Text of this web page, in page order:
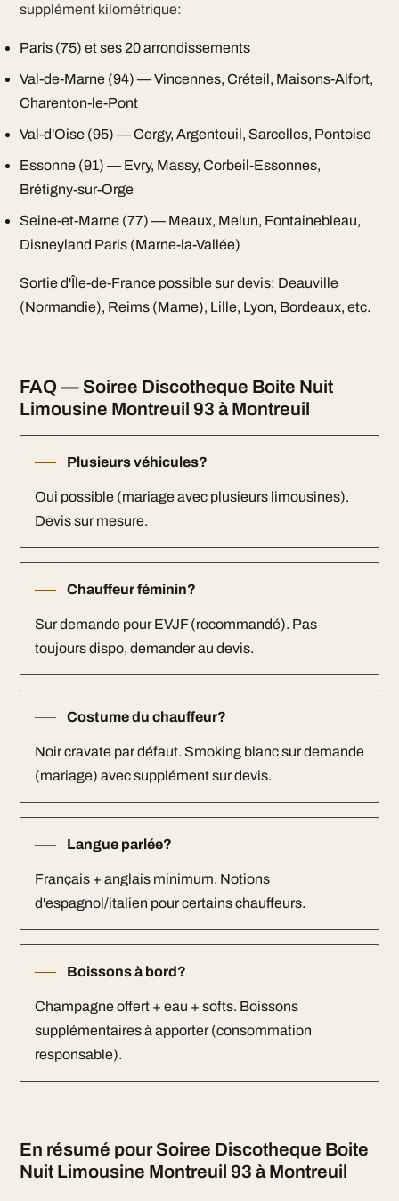
supplément kilométrique:
Paris (75) et ses 20 arrondissements
Val-de-Marne (94) — Vincennes, Créteil, Maisons-Alfort,
Charenton-le-Pont
Val-d'Oise (95) — Cergy, Argenteuil, Sarcelles, Pontoise
Essonne (91) — Evry, Massy, Corbeil-Essonnes,
Brétigny-sur-Orge
Seine-et-Marne (77) — Meaux, Melun, Fontainebleau,
Disneyland Paris (Marne-la-Vallée)
Sortie d'Île-de-France possible sur devis: Deauville
(Normandie), Reims (Marne), Lille, Lyon, Bordeaux, etc.
FAQ — Soiree Discotheque Boite Nuit
Limousine Montreuil 93 à Montreuil
Plusieurs véhicules?
Oui possible (mariage avec plusieurs limousines).
Devis sur mesure.
Chauffeur féminin?
Sur demande pour EVJF (recommandé). Pas
toujours dispo, demander au devis.
Costume du chauffeur?
Noir cravate par défaut. Smoking blanc sur demande
(mariage) avec supplément sur devis.
Langue parlée?
Français + anglais minimum. Notions
d'espagnol/italien pour certains chauffeurs.
Boissons à bord?
Champagne offert + eau + softs. Boissons
supplémentaires à apporter (consommation
responsable).
En résumé pour Soiree Discotheque Boite
Nuit Limousine Montreuil 93 à Montreuil